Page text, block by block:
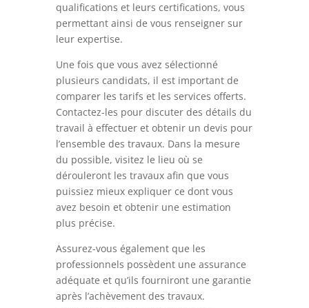
qualifications et leurs certifications, vous
permettant ainsi de vous renseigner sur
leur expertise.
Une fois que vous avez sélectionné
plusieurs candidats, il est important de
comparer les tarifs et les services offerts.
Contactez-les pour discuter des détails du
travail à effectuer et obtenir un devis pour
l’ensemble des travaux. Dans la mesure
du possible, visitez le lieu où se
dérouleront les travaux afin que vous
puissiez mieux expliquer ce dont vous
avez besoin et obtenir une estimation
plus précise.
Assurez-vous également que les
professionnels possèdent une assurance
adéquate et qu’ils fourniront une garantie
après l’achèvement des travaux.